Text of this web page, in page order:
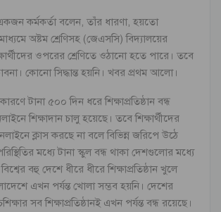
একজন কর্মকর্তা বলেন, তাঁর ধারণা, হয়তো
অষ্টম শ্রেণিসহ (জেএসসি) বিদ্যালয়ের
ওপরের শ্রেণিতে ওঠানো হতে পারে। তবে
কোনো সিদ্ধান্ত হয়নি। খবর প্রথম আলো।
টানা ৫০০ দিন ধরে শিক্ষাপ্রতিষ্ঠান বন্ধ
শিক্ষাদান চালু হয়েছে। তবে শিক্ষার্থীদের
ক্লাস করছে না বলে বিভিন্ন জরিপে উঠে
মধ্যে টানা স্কুল বন্ধ থাকা দেশগুলোর মধ্যে
বহু দেশে ধীরে ধীরে শিক্ষাপ্রতিষ্ঠান খুলে
এখন পর্যন্ত খোলা সম্ভব হয়নি। দেশের
সব শিক্ষাপ্রতিষ্ঠানই এখন পর্যন্ত বন্ধ রয়েছে।